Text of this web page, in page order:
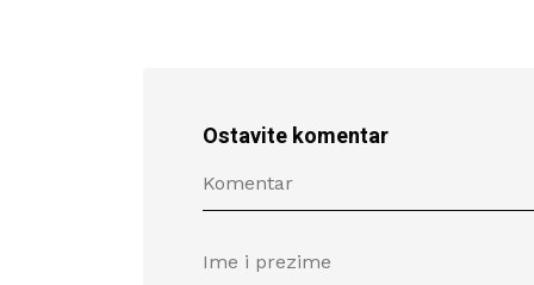
Ostavite komentar